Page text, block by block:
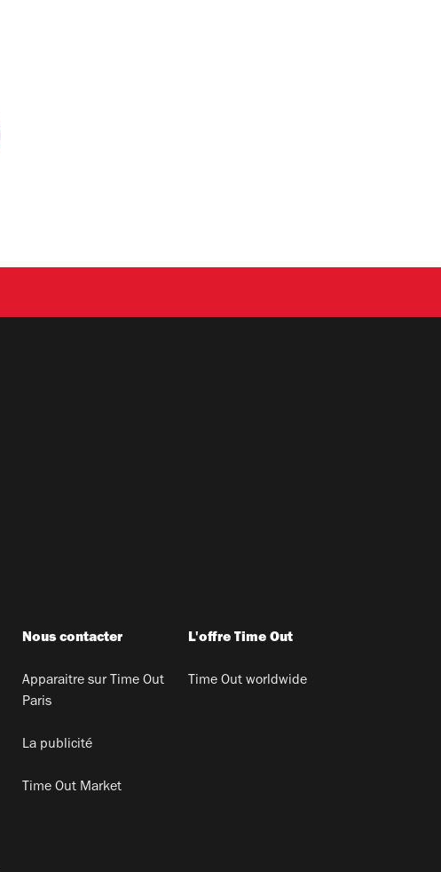
Nous contacter
Apparaitre sur Time Out
Paris
La publicité
Time Out Market
L'offre Time Out
Time Out worldwide